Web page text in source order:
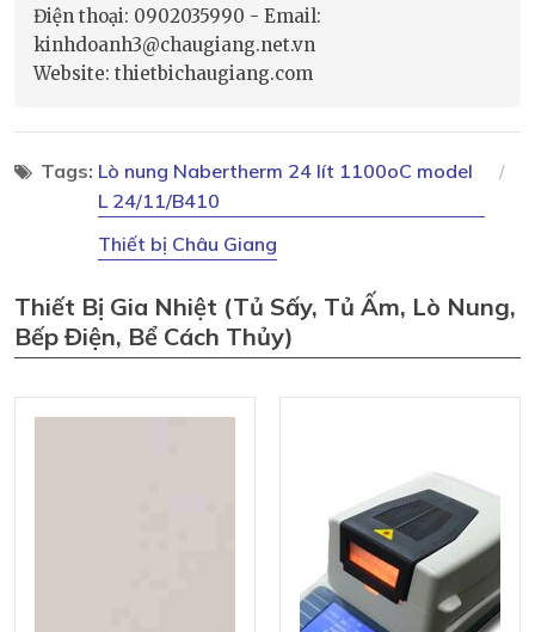
Điện thoại: 0902035990 - Email:
kinhdoanh3@chaugiang.net.vn
Website: thietbichaugiang.com
Tags: Lò nung Nabertherm 24 lít 1100oC model
L 24/11/B410
Thiết bị Châu Giang
Thiết Bị Gia Nhiệt (tủ Sấy, Tủ Ấm, Lò Nung,
Bếp Điện, Bể Cách Thủy)